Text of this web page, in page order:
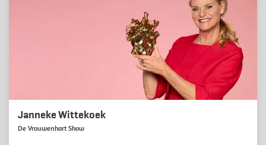
Janneke Wittekoek
De Vrouwenhart Show